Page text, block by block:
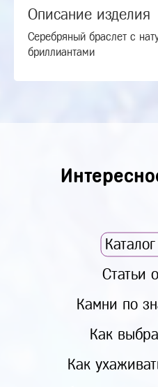
Описание изделия
Серебряный браслет с
бриллиантами
Статьи
Камни по
Как
Как